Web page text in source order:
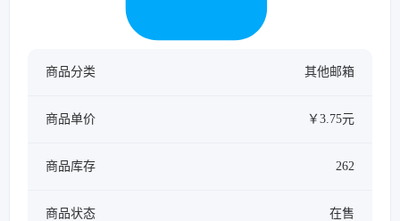
商品分类 其他邮箱
商品单价 ￥3.75元
商品库存 262
商品状态 在售